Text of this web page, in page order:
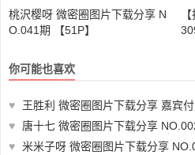
桃沢樱呀 微密圈图片下载分享 N
O.041期 【51P】
你可能也喜欢
♥ 王胜利 微密圈图片下载分享 嘉宾付费帖 NO.038期 【
♥
唐十七 微密圈图片下载分享
♥ 米米子呀 微密圈图片下载分享 NO.012期 【